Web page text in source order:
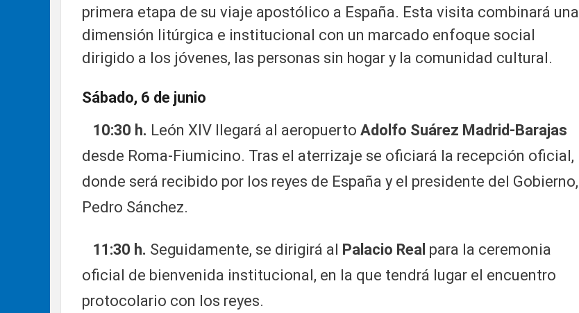
primera etapa de su viaje apostólico a España. Esta visita combinará una
dimensión litúrgica e institucional con un marcado enfoque social
dirigido a los jóvenes, las personas sin hogar y la comunidad cultural.
Sábado, 6 de junio
10:30 h. León XIV llegará al aeropuerto Adolfo Suárez Madrid-Barajas
desde Roma-Fiumicino. Tras el aterrizaje se oficiará la recepción oficial,
donde será recibido por los reyes de España y el presidente del Gobierno,
Pedro Sánchez.
11:30 h. Seguidamente, se dirigirá al Palacio Real para la ceremonia
oficial de bienvenida institucional, en la que tendrá lugar el encuentro
protocolario con los reyes.